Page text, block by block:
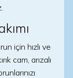
için hızlı ve
cam, arızalı